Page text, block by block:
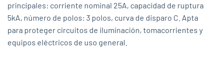
principales: corriente nominal 25A, capacidad de ruptura
5kA, número de polos: 3 polos, curva de disparo C. Apta
para proteger circuitos de iluminación, tomacorrientes y
equipos eléctricos de uso general.